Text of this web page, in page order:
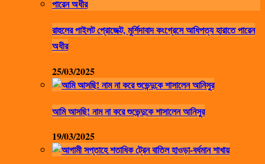
রাহুলের পাইলট প্রোজেক্ট, মুর্শিদাবাদ কংগ্রেসে আধিপত্য হারাতে পারেন
অধীর
25/03/2025
আমি আসছি! নাম না করে শুভেন্দুকে শাসালেন আনিসুর
19/03/2025